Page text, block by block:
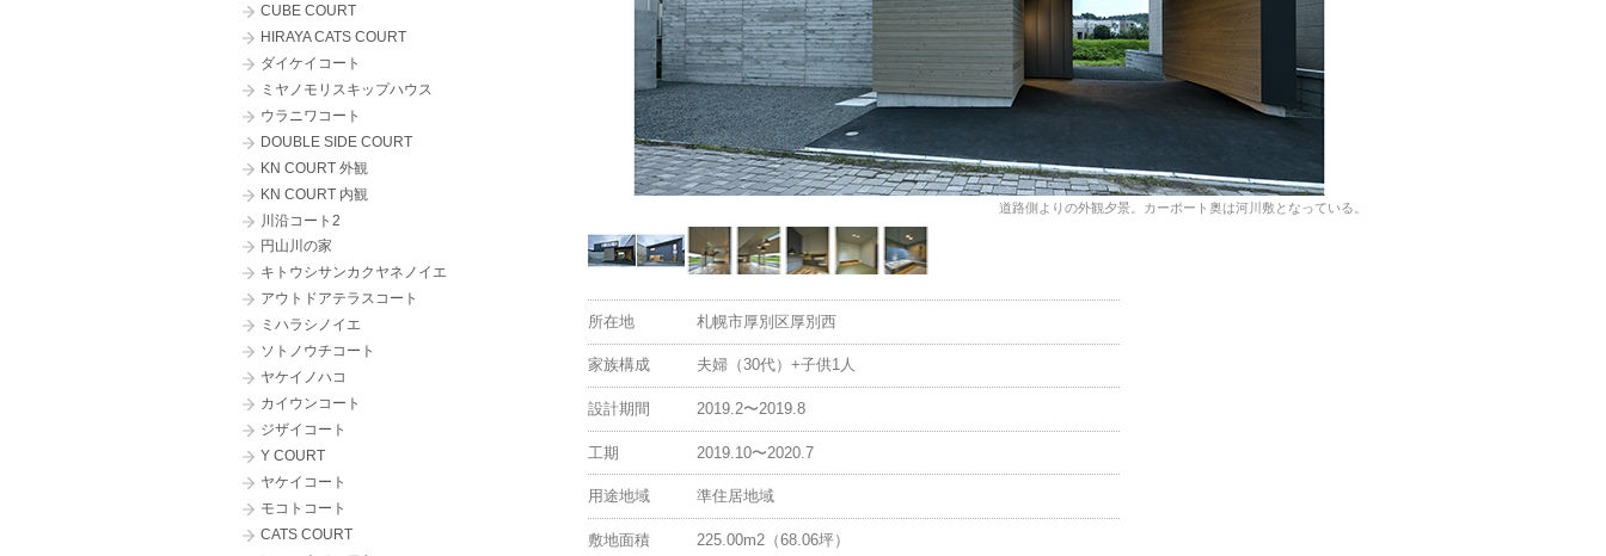
CUBE COURT
HIRAYA CATS COURT
ダイケイコート
ミヤノモリスキップハウス
ウラニワコート
DOUBLE SIDE COURT
KN COURT 外観
KN COURT 内観
川沿コート2
円山川の家
キトウシサンカクヤネノイエ
アウトドアテラスコート
ミハラシノイエ
ソトノウチコート
ヤケイノハコ
カイウンコート
ジザイコート
Y COURT
ヤケイコート
モコトコート
CATS COURT
極上のほぐし処 ほそかわ
十勝整形外科クリニック
Picea-jezo (ピセア-エゾ)
マルイチ後藤商店
道路側よりの外観夕景。カーポート奥は河川敷となっている。
所在地 札幌市厚別区厚別西
家族構成 夫婦（30代）+子供1人
設計期間 2019.2〜2019.8
工期 2019.10〜2020.7
用途地域 準住居地域
敷地面積 225.00m2（68.06坪）